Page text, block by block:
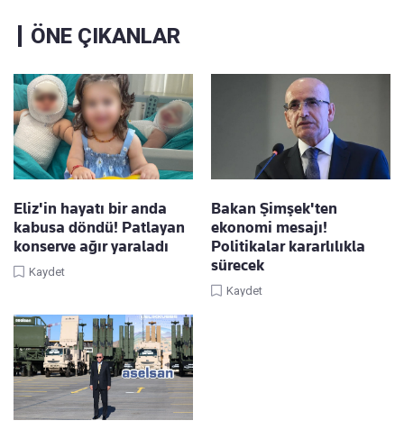
ÖNE ÇIKANLAR
Eliz'in hayatı bir anda
kabusa döndü! Patlayan
konserve ağır yaraladı
Kaydet
Bakan Şimşek'ten
ekonomi mesajı!
Politikalar kararlılıkla
sürecek
Kaydet